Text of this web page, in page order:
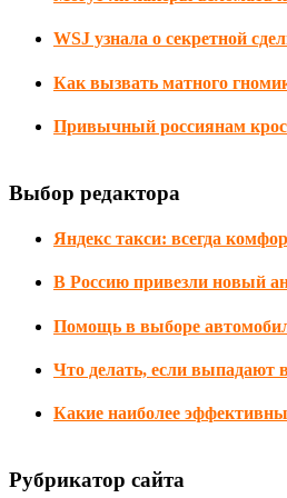
WSJ узнала о секретной
Как вызвать матного
Привычный россиянам
Выбор редактора
Яндекс такси: всегда
В Россию привезли новый
Помощь в выборе
Что делать, если выпадают
Какие наиболее
Рубрикатор сайта